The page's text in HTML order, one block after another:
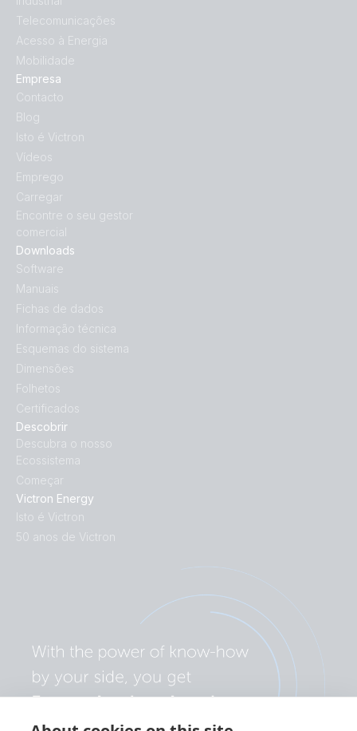
Descobrir
Descubra o nosso
Ecossistema
Começar
Victron Energy
Isto é Victron
50 anos de Victron
Downloads
Software
Manuais
Fichas de dados
Informação técnica
Esquemas do sistema
Dimensões
Folhetos
Certificados
Telecomunicações
Acesso à Energia
Mobilidade
Empresa
Contacto
Blog
Isto é Victron
Vídeos
Emprego
Carregar
Encontre o seu gestor
comercial